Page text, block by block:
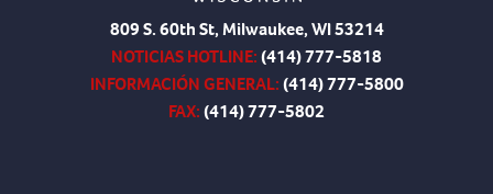
809 S. 60th St, Milwaukee, WI 53214
NOTICIAS HOTLINE:(414) 777-5818
INFORMACIÓN GENERAL:(414) 777-5800
FAX:(414) 777-5802